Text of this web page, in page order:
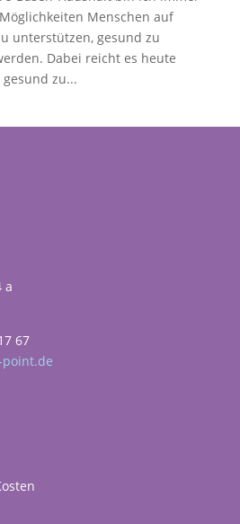
Menschen auf
unterstützen, gesund zu
Dabei reicht es heute
zu...
a
67